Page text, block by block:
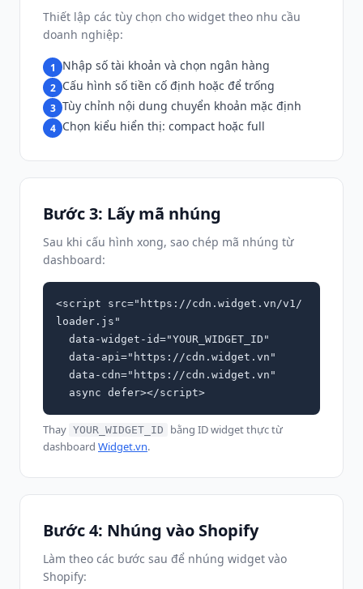
Thiết lập các tùy chọn cho widget theo nhu cầu
doanh nghiệp:
1 Nhập số tài khoản và chọn ngân hàng
2 Cấu hình số tiền cố định hoặc để trống
3 Tùy chỉnh nội dung chuyển khoản mặc định
4 Chọn kiểu hiển thị: compact hoặc full
Bước 3: Lấy mã nhúng
Sau khi cấu hình xong, sao chép mã nhúng từ
dashboard:
<script src="https://cdn.widget.vn/v1/
loader.js"
  async defer></script>
Thay YOUR_WIDGET_ID
bằng ID widget thực từ
dashboard Widget.vn.
Bước 4: Nhúng vào Shopify
Làm theo các bước sau để nhúng widget vào
Shopify: